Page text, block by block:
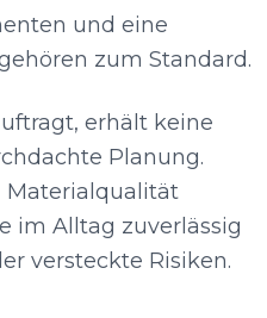
und eine
zum Standard.
erhält keine
Planung.
Materialqualität
im Alltag zuverlässig
versteckte Risiken.